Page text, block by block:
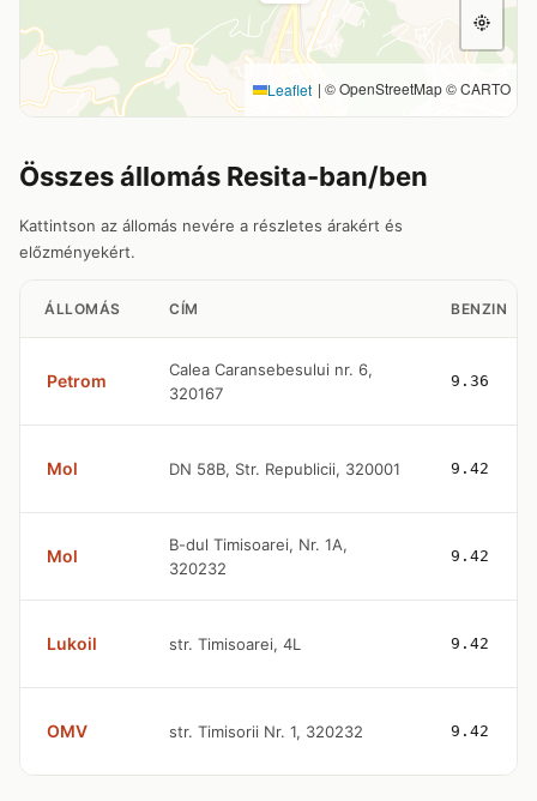
Leaflet | © OpenStreetMap © CARTO
Összes állomás Resita-ban/ben
Kattintson az állomás nevére a részletes árakért és
előzményekért.
ÁLLOMÁS CÍM BENZIN
Petrom
Calea Caransebesului nr. 6,
320167
9.36
Mol DN 58B, Str. Republicii, 320001 9.42
Mol
B-dul Timisoarei, Nr. 1A,
320232
9.42
Lukoil str. Timisoarei, 4L 9.42
OMV str. Timisorii Nr. 1, 320232 9.42